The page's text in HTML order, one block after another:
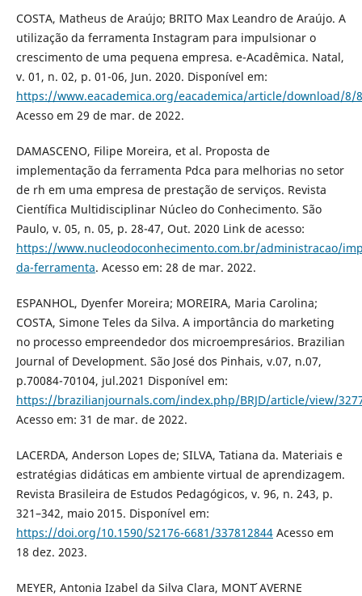
COSTA, Matheus de Araújo; BRITO Max Leandro de Araújo. A
utilização da ferramenta Instagram para impulsionar o
crescimento de uma pequena empresa. e-Acadêmica. Natal,
v. 01, n. 02, p. 01-06, Jun. 2020. Disponível em:
https://www.eacademica.org/eacademica/article/download/8/8
Acesso em 29 de mar. de 2022.
DAMASCENO, Filipe Moreira, et al. Proposta de
implementação da ferramenta Pdca para melhorias no setor
de rh em uma empresa de prestação de serviços. Revista
Científica Multidisciplinar Núcleo do Conhecimento. São
Paulo, v. 05, n. 05, p. 28-47, Out. 2020 Link de acesso:
https://www.nucleodoconhecimento.com.br/administracao/
da-ferramenta. Acesso em: 28 de mar. 2022.
ESPANHOL, Dyenfer Moreira; MOREIRA, Maria Carolina;
COSTA, Simone Teles da Silva. A importância do marketing
no processo empreendedor dos microempresários. Brazilian
Journal of Development. São José dos Pinhais, v.07, n.07,
p.70084-70104, jul.2021 Disponível em:
https://brazilianjournals.com/index.php/BRJD/article/view/
Acesso em: 31 de mar. de 2022.
LACERDA, Anderson Lopes de; SILVA, Tatiana da. Materiais e
estratégias didáticas em ambiente virtual de aprendizagem.
Revista Brasileira de Estudos Pedagógicos, v. 96, n. 243, p.
321–342, maio 2015. Disponível em:
https://doi.org/10.1590/S2176-6681/337812844Acesso em
18 dez. 2023.
MEYER, Antonia Izabel da Silva Clara, MONT ́AVERNE